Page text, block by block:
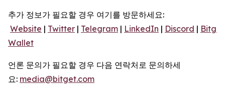
추가 정보가 필요할 경우 여기를 방문하세요:
Website | Twitter | Telegram | LinkedIn | Discord | Bitget
Wallet
언론 문의가 필요할 경우 다음 연락처로 문의하세
요: media@bitget.com